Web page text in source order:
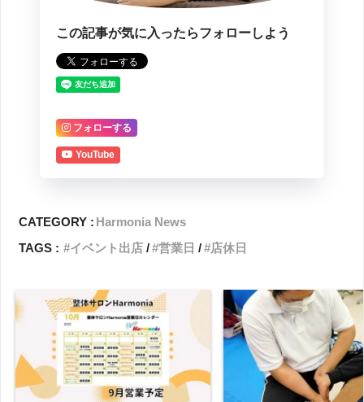
この記事が気に入ったらフォローしよう
フォローする
YouTube
CATEGORY : Harmonia News
TAGS :
イベント出店 営業日 店休日